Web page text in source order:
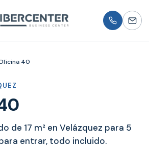
40
de 17 m² en Velázquez para 5
entrar, todo incluido.